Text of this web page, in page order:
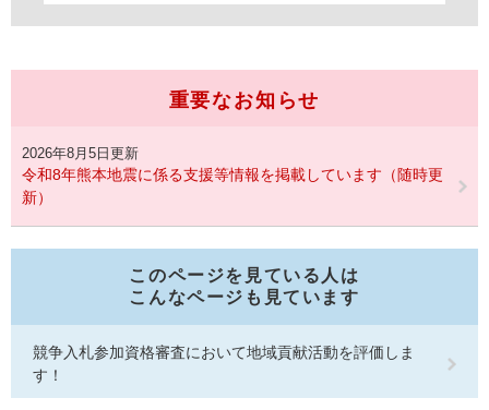
重要なお知らせ
2026年8月5日更新
令和8年熊本地震に係る支援等情報を掲載しています（随時更
新）
このページを見ている人は
こんなページも見ています
競争入札参加資格審査において地域貢献活動を評価しま
す！